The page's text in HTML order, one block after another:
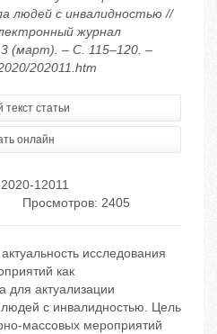
людей с инвалидностью //
журнал
(март). – С. 115–120. –
202011.htm
статьи
онлайн
12011
Просмотров: 2405
исследования
как
для актуализации
с инвалидностью. Цель
массовых мероприятий